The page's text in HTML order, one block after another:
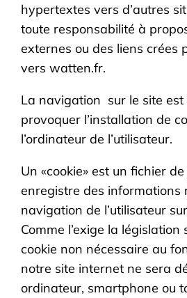
hypertextes vers d’autres
toute responsabilité à
externes ou des liens crées
vers watten.fr.
La navigation sur le site est
provoquer l’installation de
l’ordinateur de l’utilisateur.
Un «cookie» est un fichier
enregistre des informations
navigation de l’utilisateur
Comme l’exige la législation
cookie non nécessaire au
notre site internet ne sera
ordinateur, smartphone ou